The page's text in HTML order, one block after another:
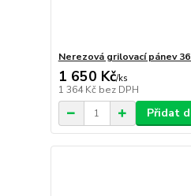
Nerezová grilovací pánev
1 650 Kč/ks
1 364 Kč bez DPH
Přidat